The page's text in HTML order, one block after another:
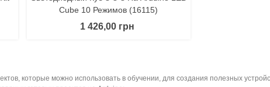
Cube 10 Режимов (16115)
1 426,00 грн
которые можно использовать в обучении, для создания полезных